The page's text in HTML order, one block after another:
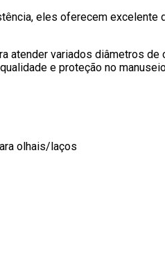
eles oferecem
atender variados diâmetros
e proteção no
olhais/laços